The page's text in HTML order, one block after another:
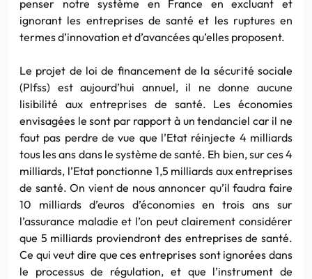
penser notre système en France en excluant et
ignorant les entreprises de santé et les ruptures en
termes d’innovation et d’avancées qu’elles proposent.
Le projet de loi de financement de la sécurité sociale
(Plfss) est aujourd’hui annuel, il ne donne aucune
lisibilité aux entreprises de santé. Les économies
envisagées le sont par rapport à un tendanciel car il ne
faut pas perdre de vue que l’Etat réinjecte 4 milliards
tous les ans dans le système de santé. Eh bien, sur ces 4
milliards, l’Etat ponctionne 1,5 milliards aux entreprises
de santé. On vient de nous annoncer qu’il faudra faire
10 milliards d’euros d’économies en trois ans sur
l’assurance maladie et l’on peut clairement considérer
que 5 milliards proviendront des entreprises de santé.
Ce qui veut dire que ces entreprises sont ignorées dans
le processus de régulation, et que l’instrument de